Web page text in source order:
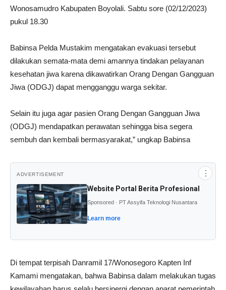
Wonosamudro Kabupaten Boyolali. Sabtu sore (02/12/2023)
pukul 18.30
Babinsa Pelda Mustakim mengatakan evakuasi tersebut
dilakukan semata-mata demi amannya tindakan pelayanan
kesehatan jiwa karena dikawatirkan Orang Dengan Gangguan
Jiwa (ODGJ) dapat mengganggu warga sekitar.
Selain itu juga agar pasien Orang Dengan Gangguan Jiwa
(ODGJ) mendapatkan perawatan sehingga bisa segera
sembuh dan kembali bermasyarakat,” ungkap Babinsa
ADVERTISEMENT ⋮
Website Portal Berita Profesional
Sponsored · PT Assyifa Teknologi Nusantara
Learn more
Di tempat terpisah Danramil 17/Wonosegoro Kapten Inf
Kamami mengatakan, bahwa Babinsa dalam melakukan tugas